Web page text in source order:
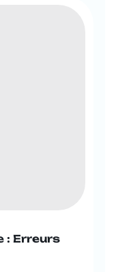
: Erreurs